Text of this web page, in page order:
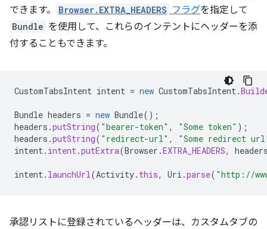
できます。
Browser.EXTRA_HEADERS フラグを指定して
Bundle を使用して、これらのインテントにヘッダーを添
付することもできます。
CustomTabsIntent intent = new CustomTabsIntent.
Bundle headers = new Bundle();
headers .putString( "bearer-token" , "Some token" );
headers .putString( "redirect-url" ,
"Some redirect
intent. intent.putExtra(Browser .EXTRA_HEADERS,
intent. launchUrl(Activity. this, Uri .parse( "http://
承認リストに登録されているヘッダーは、カスタムタブの